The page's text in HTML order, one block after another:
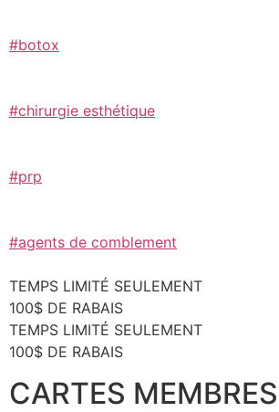
#botox
#chirurgie esthétique
#prp
#agents de comblement
TEMPS LIMITÉ SEULEMENT
100$ DE RABAIS
TEMPS LIMITÉ SEULEMENT
100$ DE RABAIS
CARTES